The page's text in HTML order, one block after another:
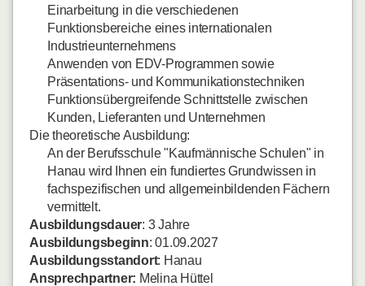
Einarbeitung in die verschiedenen
Funktionsbereiche eines internationalen
Industrieunternehmens
Anwenden von EDV-Programmen sowie
Präsentations- und Kommunikationstechniken
Funktionsübergreifende Schnittstelle zwischen
Kunden, Lieferanten und Unternehmen
Die theoretische Ausbildung:
An der Berufsschule "Kaufmännische Schulen" in
Hanau wird Ihnen ein fundiertes Grundwissen in
fachspezifischen und allgemeinbildenden Fächern
vermittelt.
Ausbildungsdauer: 3 Jahre
Ausbildungsbeginn: 01.09.2027
Ausbildungsstandort: Hanau
Ansprechpartner: Melina Hüttel